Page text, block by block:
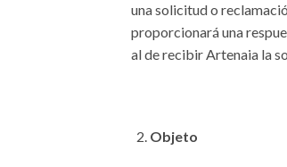
una solicitud o
proporcionará una
al de recibir Artenaia la
Objeto